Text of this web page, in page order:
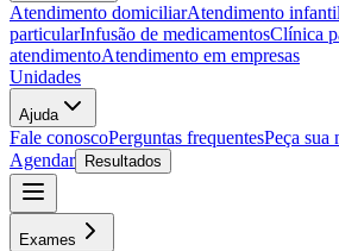
Atendimento domiciliarAtendimento infantil
particularInfusão de medicamentosClínica
atendimentoAtendimento em empresas
Unidades
Ajuda
Fale conoscoPerguntas frequentesPeça sua
Agendar
Resultados
Exames